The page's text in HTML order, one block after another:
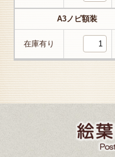
A3ノビ額装
在庫有り